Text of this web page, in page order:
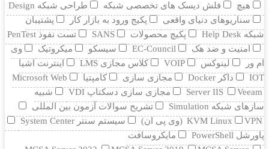
هیچ فلش دیسک های تخصصی شبکه
طراحی شبکه Design
سناریوهای دنیای واقعی
پکیج ورود به بازار کار
پشتیبان
شبکه Help Desk
پکیچ محصولات SANS
تست نفوذ PenTest
امنیت و ضد هک
EC-Council سیسکو میکروتیک
وی
ام ور
لینوکس VOIP کلاس مجازی LMS
اینترنت اشیا
IOT
داکر Docker مجازی سازی کامپتیا
Microsoft Web
Server IIS
Veeam مجازی سازی دسکتاپ VDI
شبیه
سازهای شبکه Simulation
تشریح سوالات آزمون بین المللی
KVM Linux
VPN (وی پی ان)
سیستم سنتر System Center
پاورشل PowerShell
مایکروسافت